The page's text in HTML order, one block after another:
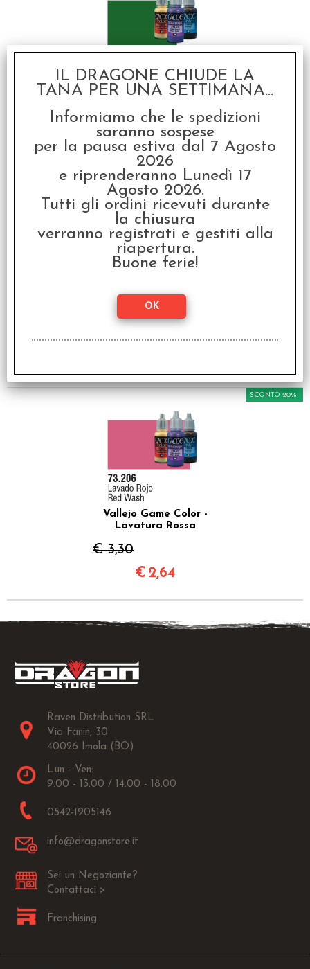
Vallejo Game Color -
€ 3,30
€2,64
Vallejo Game Color -
€ 3,30
Vallejo Game Color -
Lavatura Rossa
€ 3,30
SCONTO 20%
€ 2,64
Raven Distribution SRL
Via Fanin, 30
40026 Imola (BO)
Lun - Ven:
9.00 - 13.00 / 14.00 - 18.00
0542-1905146
info@dragonstore.it
Sei un Negoziante?
Contattaci >
Franchising
IL DRAGONE CHIUDE LA
TANA PER UNA SETTIMANA...
Informiamo che le spedizioni
saranno sospese
per la pausa estiva dal 7 Agosto
2026
e riprenderanno Lunedì 17
Agosto 2026.
Tutti gli ordini ricevuti durante
la chiusura
verranno registrati e gestiti alla
riapertura.
Buone ferie!